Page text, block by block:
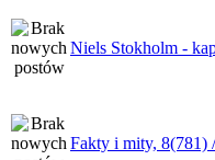
Niels Stokholm -
Fakty i mity, 8(781)